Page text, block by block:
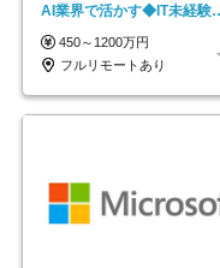
AI業界で活かす◆IT未経験
OK◆目指せるコンサル
450～1200万円
フルリモートあり